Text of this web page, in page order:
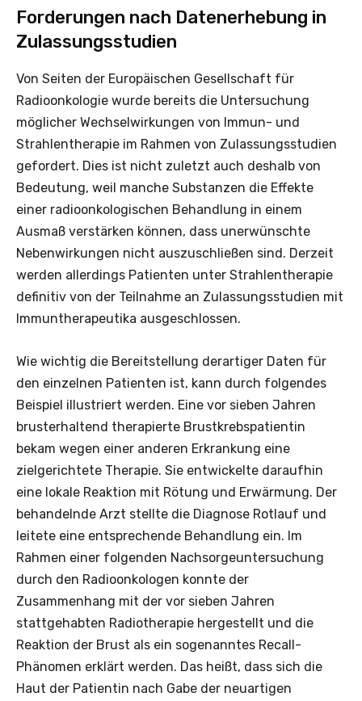
Forderungen nach Datenerhebung in
Zulassungsstudien
Von Seiten der Europäischen Gesellschaft für
Radioonkologie wurde bereits die Untersuchung
möglicher Wechselwirkungen von Immun- und
Strahlentherapie im Rahmen von Zulassungsstudien
gefordert. Dies ist nicht zuletzt auch deshalb von
Bedeutung, weil manche Substanzen die Effekte
einer radioonkologischen Behandlung in einem
Ausmaß verstärken können, dass unerwünschte
Nebenwirkungen nicht auszuschließen sind. Derzeit
werden allerdings Patienten unter Strahlentherapie
definitiv von der Teilnahme an Zulassungsstudien mit
Immuntherapeutika ausgeschlossen.
Wie wichtig die Bereitstellung derartiger Daten für
den einzelnen Patienten ist, kann durch folgendes
Beispiel illustriert werden. Eine vor sieben Jahren
brusterhaltend therapierte Brustkrebspatientin
bekam wegen einer anderen Erkrankung eine
zielgerichtete Therapie. Sie entwickelte daraufhin
eine lokale Reaktion mit Rötung und Erwärmung. Der
behandelnde Arzt stellte die Diagnose Rotlauf und
leitete eine entsprechende Behandlung ein. Im
Rahmen einer folgenden Nachsorgeuntersuchung
durch den Radioonkologen konnte der
Zusammenhang mit der vor sieben Jahren
stattgehabten Radiotherapie hergestellt und die
Reaktion der Brust als ein sogenanntes Recall-
Phänomen erklärt werden. Das heißt, dass sich die
Haut der Patientin nach Gabe der neuartigen